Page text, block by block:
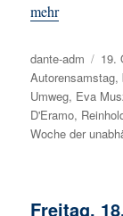
mehr
Autor
dante-adm
am
19.
Autorensamstag,
Umweg, Eva
D'Eramo,
Woche der
Freitag,